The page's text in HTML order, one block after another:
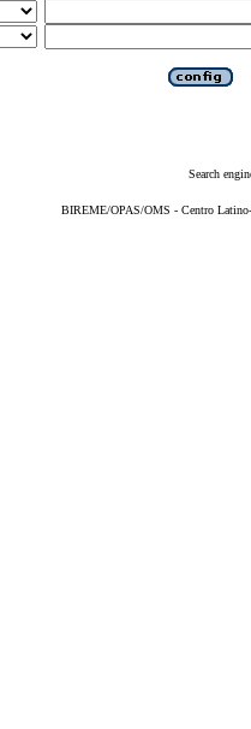
Search
BIREME/OPAS/OMS - Centro Latino-